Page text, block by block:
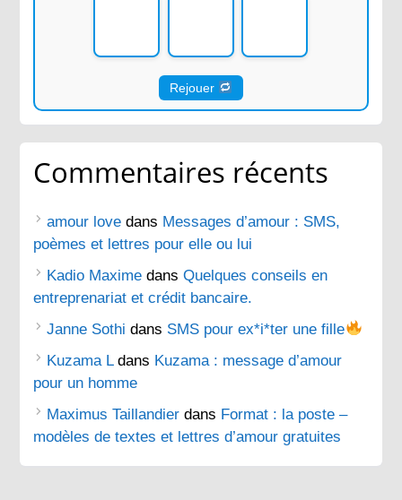
Rejouer
Commentaires récents
amour love dans Messages d’amour : SMS,
poèmes et lettres pour elle ou lui
Kadio Maxime dansQuelques conseils en
entreprenariat et crédit bancaire.
Janne Sothi dans SMS pour ex*i*ter une fille
Kuzama Ldans Kuzama : message d’amour
pour un homme
Maximus Taillandier dans Format : la poste –
modèles de textes et lettres d’amour gratuites